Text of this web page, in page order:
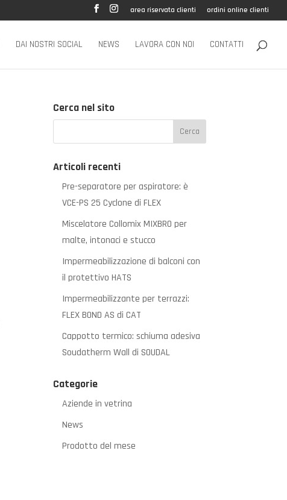
area riservata clienti ordini online clienti
DAI NOSTRI SOCIAL NEWS LAVORA CON NOI CONTATTI
Cerca nel sito
Articoli recenti
Pre-separatore per aspiratore: è
VCE-PS 25 Cyclone di FLEX
Miscelatore Collomix MIXBRO per
malte, intonaci e stucco
Impermeabilizzazione di balconi con
il protettivo HATS
Impermeabilizzante per terrazzi:
FLEX BOND AS di CAT
Cappotto termico: schiuma adesiva
Soudatherm Wall di SOUDAL
Categorie
Aziende in vetrina
News
Prodotto del mese